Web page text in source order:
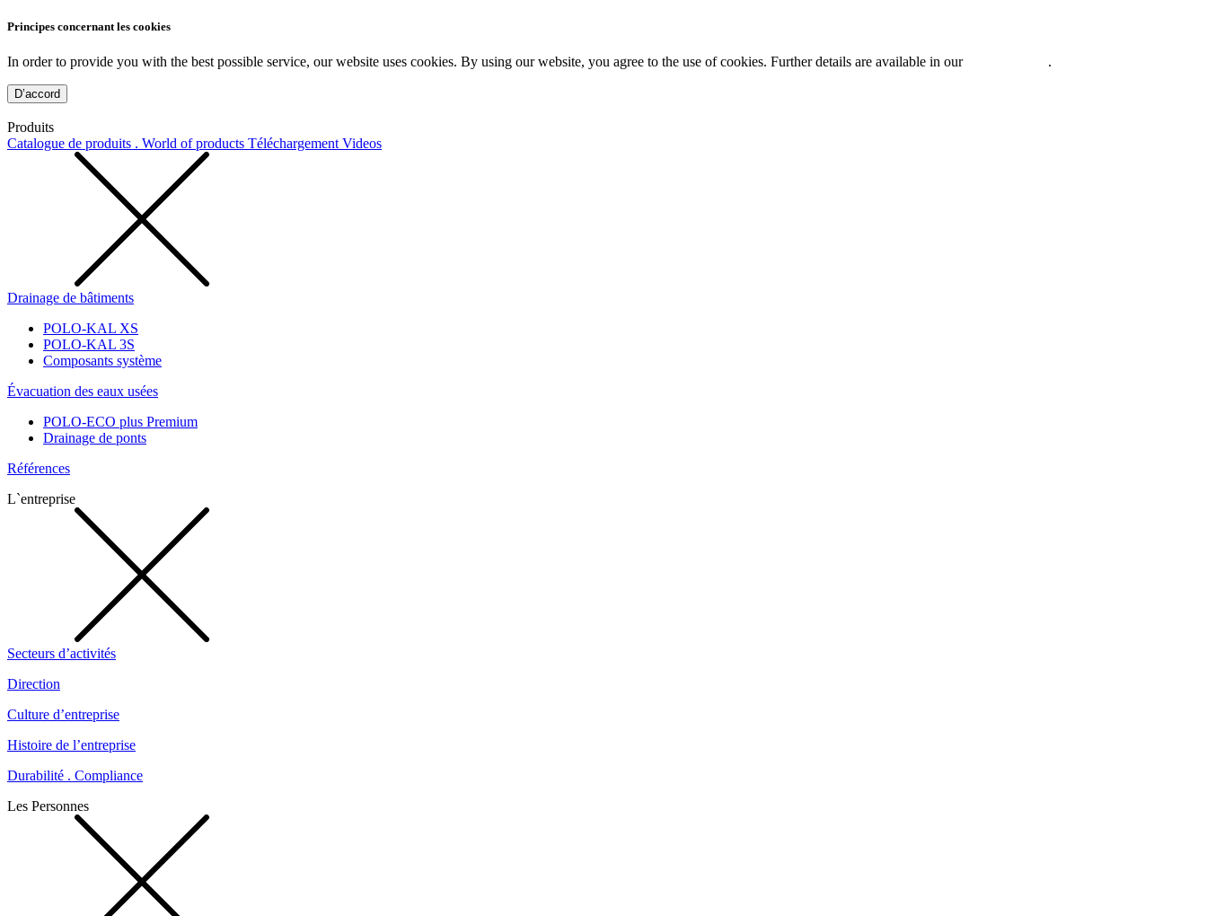
Principes concernant les cookies
In order to provide you with the best possible service, our website uses cookies. By using our website, you agree to the use of cookies. Further details are available in our .
D’accord
Produits
Catalogue de produits . World of products Téléchargement Videos
Drainage de bâtiments
POLO-KAL XS
POLO-KAL 3S
Composants système
Évacuation des eaux usées
POLO-ECO plus Premium
Drainage de ponts
Références
L`entreprise
Secteurs d’activités
Direction
Culture d’entreprise
Histoire de l’entreprise
Durabilité . Compliance
Les Personnes